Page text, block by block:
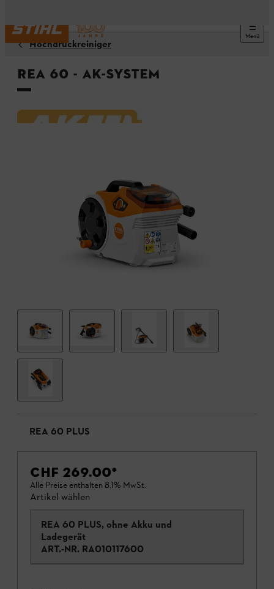
Menü
Hochdruckreiniger
REA 60 - AK-System
REA 60 PLUS
CHF 269.00*
Alle Preise enthalten 8.1% MwSt.
Artikel wählen
REA 60 PLUS, ohne Akku und
Ladegerät
ART.-NR. RA010117600